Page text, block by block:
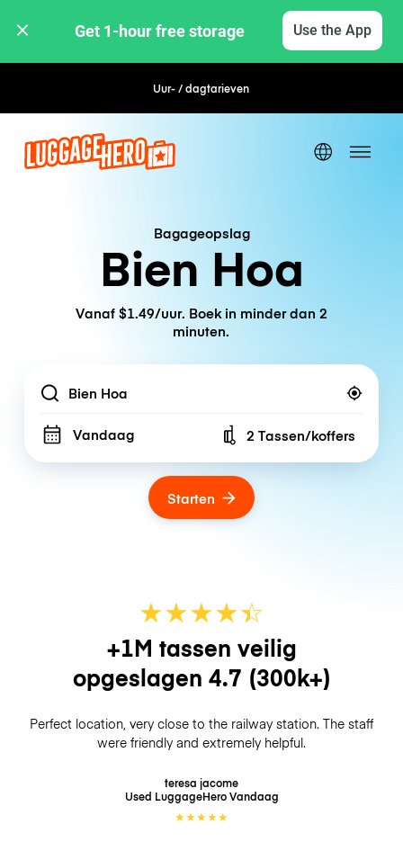
Get 1-hour free storage Use the App
Uur- / dagtarieven
Bagageopslag
Bien Hoa
Vanaf $1.49/uur. Boek in minder dan 2
minuten.
Location
Vandaag Number of bags
2 Tassen/koffers
Starten
★★★★☆
★
+1M tassen veilig
opgeslagen 4.7 (300k+)
Perfect location, very close to the railway station. The staff
were friendly and extremely helpful.
teresa jacome
Used LuggageHeroVandaag
★★★★★